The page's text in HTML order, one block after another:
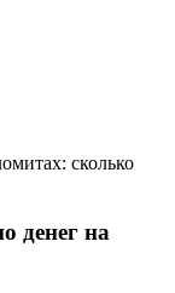
сколько
денег на